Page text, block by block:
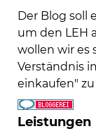
Der Blog soll
um den LEH
wollen wir es
Verständnis
einkaufen"
Leistungen